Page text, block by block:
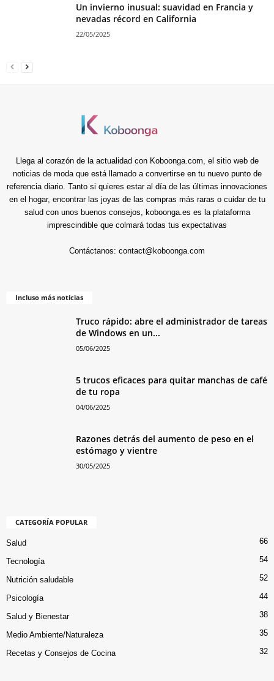
Un invierno inusual: suavidad en Francia y
nevadas récord en California
22/05/2025
Llega al corazón de la actualidad con Koboonga.com, el sitio web de
noticias de moda que está llamado a convertirse en tu nuevo punto de
referencia diario. Tanto si quieres estar al día de las últimas innovaciones
en el hogar, encontrar las joyas de las compras más raras o cuidar de tu
salud con unos buenos consejos, koboonga.es es la plataforma
imprescindible que colmará todas tus expectativas
Contáctanos: contact@koboonga.com
Incluso más noticias
Truco rápido: abre el administrador de tareas
de Windows en un...
05/06/2025
5 trucos eficaces para quitar manchas de café
de tu ropa
04/06/2025
Razones detrás del aumento de peso en el
estómago y vientre
30/05/2025
CATEGORÍA POPULAR
Salud 66
Tecnología 54
Nutrición saludable 52
Psicología 44
Salud y Bienestar 38
Medio Ambiente/Naturaleza 35
Recetas y Consejos de Cocina 32